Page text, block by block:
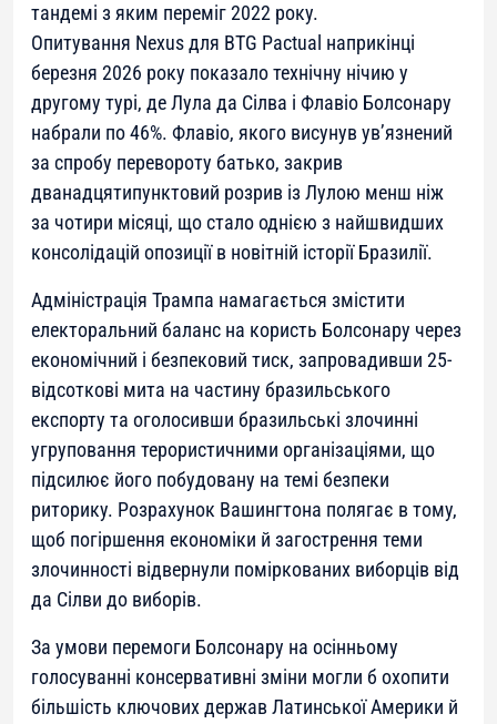
тандемі з яким переміг 2022 року.
Опитування Nexus для BTG Pactual наприкінці
березня 2026 року показало технічну нічию у
другому турі, де Лула да Сілва і Флавіо Болсонару
набрали по 46%. Флавіо, якого висунув ув’язнений
за спробу перевороту батько, закрив
дванадцятипунктовий розрив із Лулою менш ніж
за чотири місяці, що стало однією з найшвидших
консолідацій опозиції в новітній історії Бразилії.
Адміністрація Трампа намагається змістити
електоральний баланс на користь Болсонару через
економічний і безпековий тиск, запровадивши 25-
відсоткові мита на частину бразильського
експорту та оголосивши бразильські злочинні
угруповання терористичними організаціями, що
підсилює його побудовану на темі безпеки
риторику. Розрахунок Вашингтона полягає в тому,
щоб погіршення економіки й загострення теми
злочинності відвернули поміркованих виборців від
да Сілви до виборів.
За умови перемоги Болсонару на осінньому
голосуванні консервативні зміни могли б охопити
більшість ключових держав Латинської Америки й